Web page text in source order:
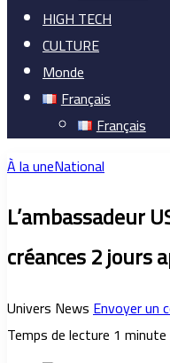
HIGH TECH
CULTURE
Monde
Français
Français
À la uneNational
L’ambassadeur
créances 2 jours
Univers NewsEnvoyer un
Temps de lecture 1 minute